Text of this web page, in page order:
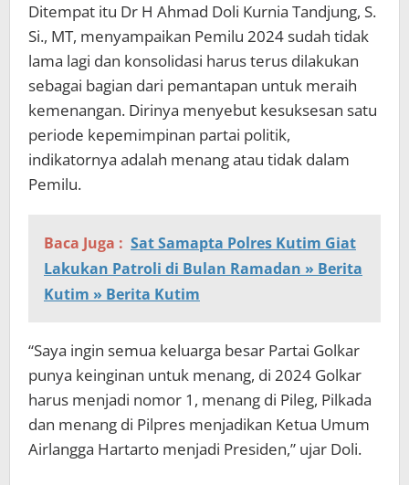
Ditempat itu Dr H Ahmad Doli Kurnia Tandjung, S.
Si., MT, menyampaikan Pemilu 2024 sudah tidak
lama lagi dan konsolidasi harus terus dilakukan
sebagai bagian dari pemantapan untuk meraih
kemenangan. Dirinya menyebut kesuksesan satu
periode kepemimpinan partai politik,
indikatornya adalah menang atau tidak dalam
Pemilu.
Baca Juga : Sat Samapta Polres Kutim Giat
Lakukan Patroli di Bulan Ramadan » Berita
Kutim » Berita Kutim
“Saya ingin semua keluarga besar Partai Golkar
punya keinginan untuk menang, di 2024 Golkar
harus menjadi nomor 1, menang di Pileg, Pilkada
dan menang di Pilpres menjadikan Ketua Umum
Airlangga Hartarto menjadi Presiden,” ujar Doli.